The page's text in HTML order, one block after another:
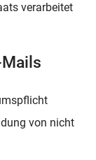
verarbeitet
von nicht